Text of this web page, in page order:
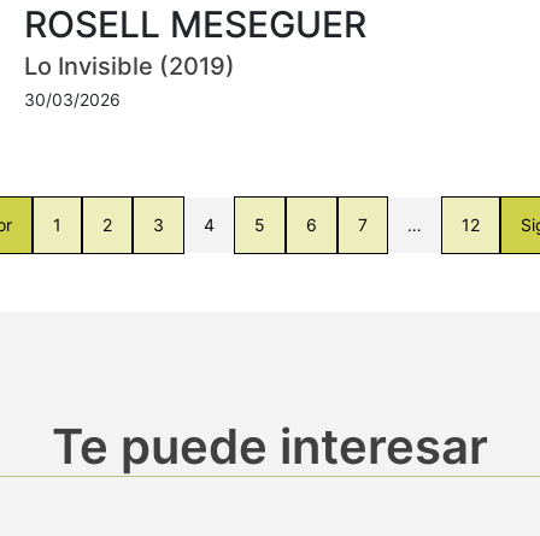
ROSELL MESEGUER
Lo Invisible (2019)
30/03/2026
1 2 3 4 5 6 7 … 12
Te puede interesar